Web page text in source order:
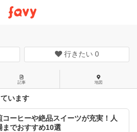
行きたい 0
記事 地図
います
コーヒーや絶品スイーツが充実！人
でおすすめ10選